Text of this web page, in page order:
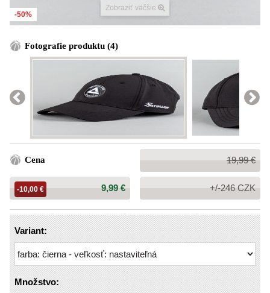
Zobraziť väčšie
-50%
Fotografie produktu (4)
Cena
Bežná
cena:
19,99 €
Cena:
9,99 €
-10,00 € +/-246 CZK
Variant:
Množstvo: